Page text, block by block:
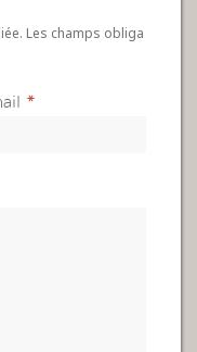
Les champs obliga
*